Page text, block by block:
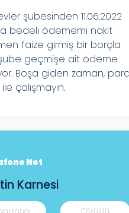
şubesinden 11.06.2022
bedeli ödememi nakit
faize girmiş bir borçla
şube geçmişe ait ödeme
Boşa giden zaman,
çalışmayın.
Net
Karnesi
Çözüldü